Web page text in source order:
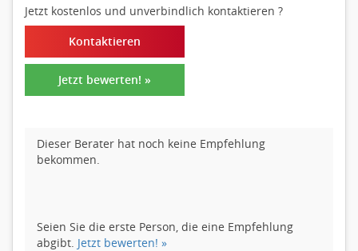
Jetzt kostenlos und unverbindlich kontaktieren ?
Kontaktieren
Jetzt bewerten! »
Dieser Berater hat noch keine Empfehlung
bekommen.
Seien Sie die erste Person, die eine Empfehlung
abgibt. Jetzt bewerten! »